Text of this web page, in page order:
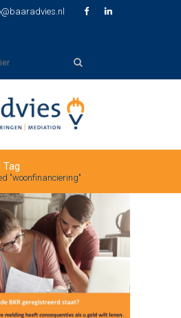
"woonfinanciering"